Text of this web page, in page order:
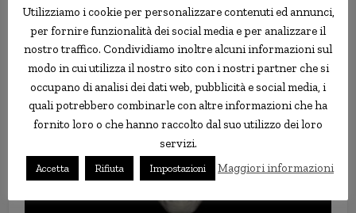
Utilizziamo i cookie per personalizzare contenuti ed annunci,
per fornire funzionalità dei social media e per analizzare il
nostro traffico. Condividiamo inoltre alcuni informazioni sul
modo in cui utilizza il nostro sito con i nostri partner che si
occupano di analisi dei dati web, pubblicità e social media, i
quali potrebbero combinarle con altre informazioni che ha
fornito loro o che hanno raccolto dal suo utilizzo dei loro
servizi.
Accetta Rifiuta Impostazioni Maggiori informazioni